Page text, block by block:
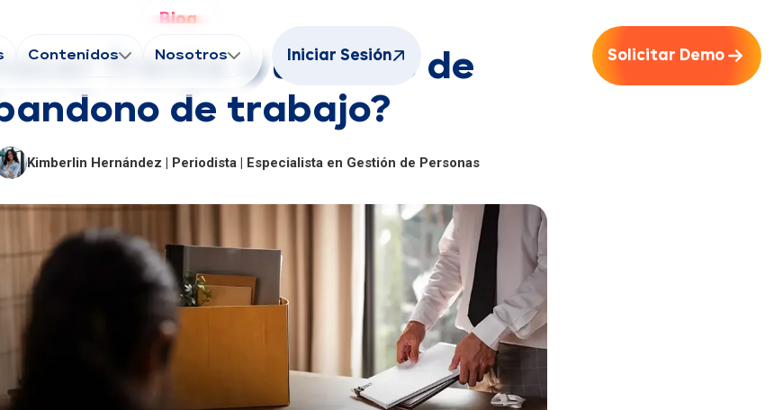
Contenidos Nosotros Iniciar Sesión Solicitar Demo
Blog
frente a un caso de
de trabajo?
Kimberlin Hernández | Periodista | Especialista en Gestión de Personas